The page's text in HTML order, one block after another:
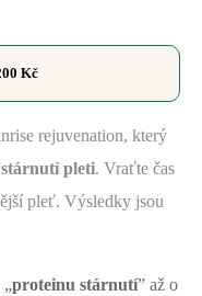
Kč
rejuvenation, který
pleti. Vraťte čas
pleť. Výsledky jsou
proteinu stárnutí” až o